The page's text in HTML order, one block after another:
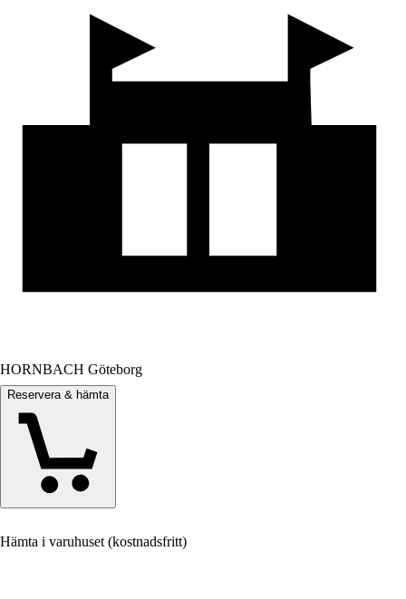
HORNBACH Göteborg
Reservera & hämta
Hämta i varuhuset (kostnadsfritt)